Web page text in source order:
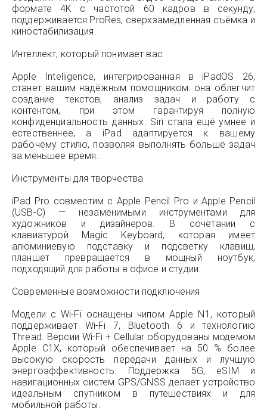
формате 4K с частотой 60 кадров в секунду,
поддерживается ProRes, сверхзамедленная съёмка и
киностабилизация.
Интеллект, который понимает вас
Apple Intelligence, интегрированная в iPadOS 26,
станет вашим надёжным помощником: она облегчит
создание текстов, анализ задач и работу с
контентом, при этом гарантируя полную
конфиденциальность данных. Siri стала ещё умнее и
естественнее, а iPad адаптируется к вашему
рабочему стилю, позволяя выполнять больше задач
за меньшее время.
Инструменты для творчества
iPad Pro совместим с Apple Pencil Pro и Apple Pencil
(USB-C) — незаменимыми инструментами для
художников и дизайнеров. В сочетании с
клавиатурой Magic Keyboard, которая имеет
алюминиевую подставку и подсветку клавиш,
планшет превращается в мощный ноутбук,
подходящий для работы в офисе и студии.
Современные возможности подключения
Модели с Wi-Fi оснащены чипом Apple N1, который
поддерживает Wi-Fi 7, Bluetooth 6 и технологию
Thread. Версии Wi-Fi + Cellular оборудованы модемом
Apple C1X, который обеспечивает на 50 % более
высокую скорость передачи данных и лучшую
энергоэффективность. Поддержка 5G, eSIM и
навигационных систем GPS/GNSS делает устройство
идеальным спутником в путешествиях и для
мобильной работы.